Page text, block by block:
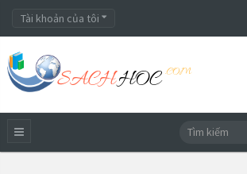
Tài khoản của tôi